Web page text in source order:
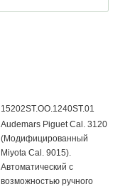
15202ST.OO.1240ST.01
Audemars Piguet Cal. 3120
(Модифицированный
Miyota Cal. 9015).
Автоматический с
возможностью ручного